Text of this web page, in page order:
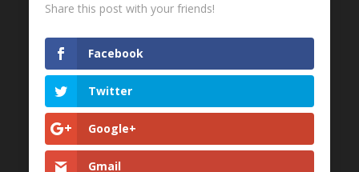
Facebook – MEȘTERI DIN JUDETUL SUCEAVA
YouTube – CENTRUL CULTURAL BUCOVINA
CONSILIUL JUDEȚEAN SUCEAVA
MUZEUL NAȚIONAL AL BUCOVINEI
FESTIVALUL INTERNAȚIONAL CIPRIAN
PORUMBESCU
Share this post with your friends!
Facebook
Twitter
Google+
Gmail